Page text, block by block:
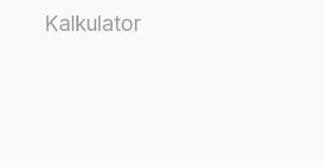
Kalkulator